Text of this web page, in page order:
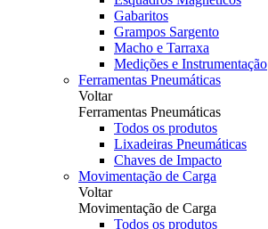
Gabaritos
Grampos Sargento
Macho e Tarraxa
Medições e Instrumentação
Ferramentas Pneumáticas
Voltar
Ferramentas Pneumáticas
Todos os produtos
Lixadeiras Pneumáticas
Chaves de Impacto
Movimentação de Carga
Voltar
Movimentação de Carga
Todos os produtos